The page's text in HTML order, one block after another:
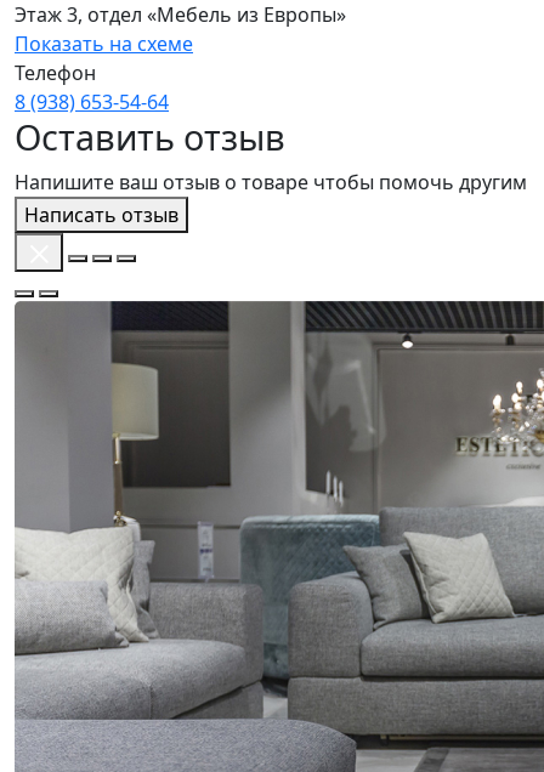
Этаж 3, отдел «Мебель из Европы»
Показать на схеме
Телефон
8 (938) 653‑54‑64
Оставить отзыв
Напишите ваш отзыв о товаре чтобы помочь другим
Написать отзыв